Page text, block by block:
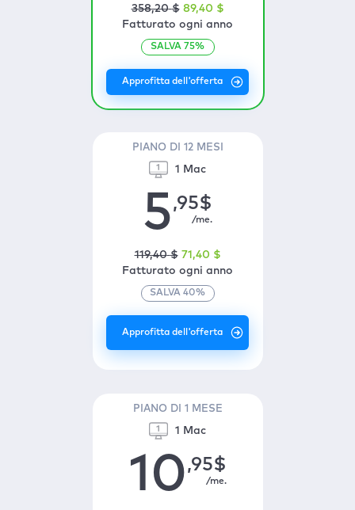
358,20 $ 89,40 $
Fatturato ogni anno
SALVA 75%
PIANO DI 12 MESI
1 Mac
5,95$
/me.
119,40 $ 71 ,40 $
Fatturato ogni anno
SALVA 40%
PIANO DI 1 MESE
1 Mac
10,95$
/me.